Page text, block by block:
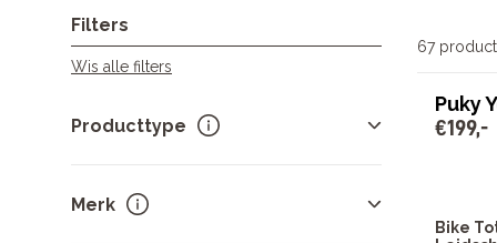
Filters
Wis alle filters
Producttype
Elektrische fietsen
Merk
67
Puky
€199,-
Bike